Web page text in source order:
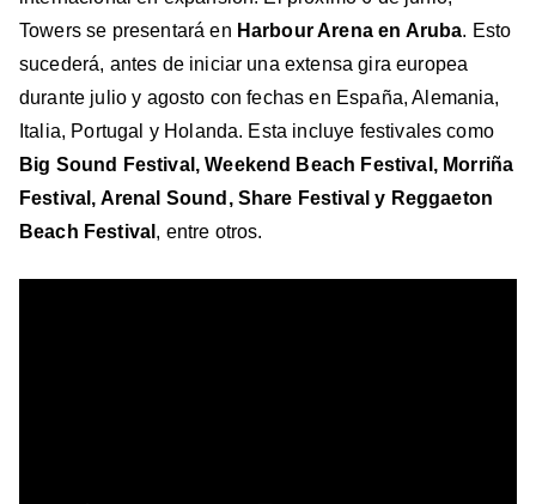
Towers se presentará en Harbour Arena en Aruba. Esto
sucederá, antes de iniciar una extensa gira europea
durante julio y agosto con fechas en España, Alemania,
Italia, Portugal y Holanda. Esta incluye festivales como
Big Sound Festival, Weekend Beach Festival, Morriña
Festival, Arenal Sound, Share Festival y Reggaeton
Beach Festival , entre otros.